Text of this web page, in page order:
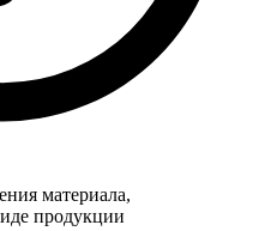
материала,
продукции